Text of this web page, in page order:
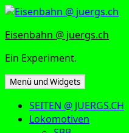
Zum
springen
Eisenbahn @ juergs.ch
Ein Experiment.
Menü und Widgets
SEITEN @ JUERGS.CH
Lokomotiven